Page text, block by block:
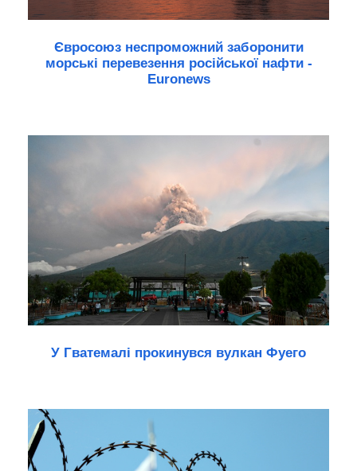
Євросоюз неспроможний заборонити
морські перевезення російської нафти -
Euronews
У Гватемалі прокинувся вулкан Фуего